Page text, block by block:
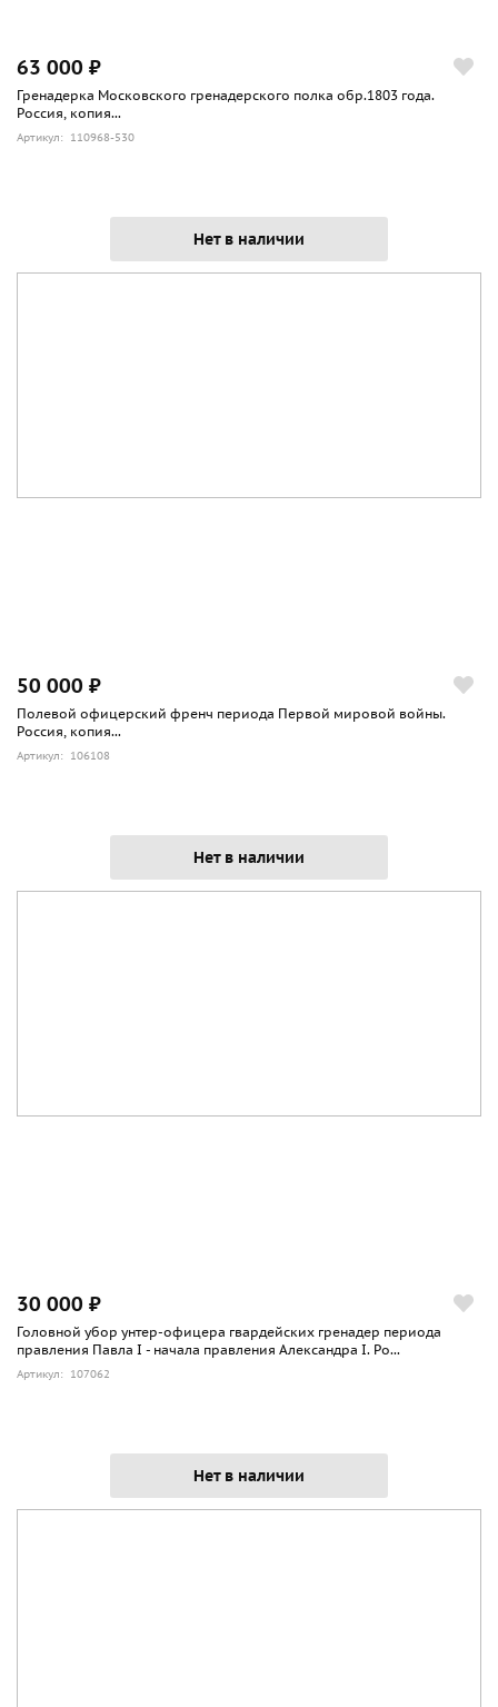
63 000 ₽
Гренадерка Московского гренадерского полка обр.1803 года.
Россия, копия...
Артикул: 110968-530
Нет в наличии
50 000 ₽
Полевой офицерский френч периода Первой мировой войны.
Россия, копия...
Артикул: 106108
Нет в наличии
30 000 ₽
Головной убор унтер-офицера гвардейских гренадер периода
правления Павла I - начала правления Александра I. Ро...
Артикул: 107062
Нет в наличии